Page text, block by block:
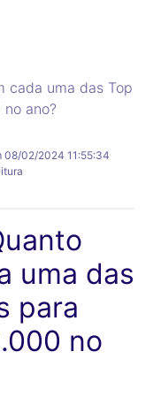
cada uma das Top
ano?
08/02/2024 11:55:34
uma das
para
no